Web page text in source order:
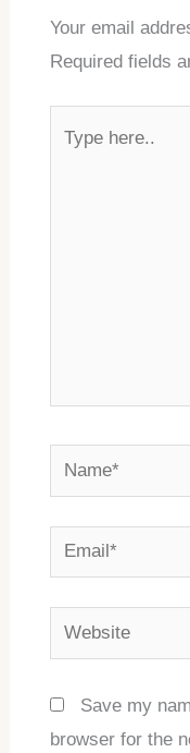
Your email
Required fields
Name*
Email*
Website
Save my
browser for the